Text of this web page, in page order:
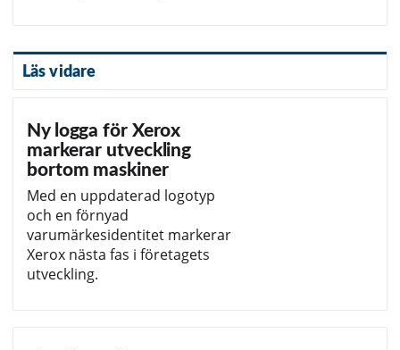
Läs vidare
Ny logga för Xerox
markerar utveckling
bortom maskiner
Med en uppdaterad logotyp
och en förnyad
varumärkesidentitet markerar
Xerox nästa fas i företagets
utveckling.